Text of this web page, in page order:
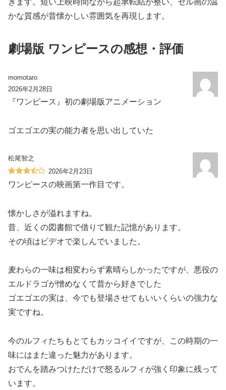
きます。短い上映時間ながら起承転結が整い、セル画の温
かな質感が昔懐かしい雰囲気を再現します。
劇場版 ワンピースの感想・評価
momotaro
2026年2月28日
『ワンピース』初の劇場版アニメーション
ゴエゴエの実の能力者を思い出していた
松尾智之
2026年2月23日
ワンピースの映画第一作目です。
懐かしさが溢れますね。
昔、近くの図書館で借りて観た記憶があります。
その頃はビデオで楽しんでいました。
麦わらの一味は相変わらず素晴らしかったですが、悪役の
エルドラゴが憎めなくて昔から好きでした
ゴエゴエの実は、今でも登場させてもいいくらいの強力な
実ですね。
今のルフィたちもとてもカッコイイですが、この時期の一
味にはまた違った魅力があります。
おでんを踏みつけただけで怒るルフィが強く印象に残って
います。